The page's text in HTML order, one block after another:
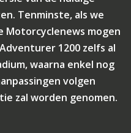
Tenminste, als we
Motorcyclenews mogen
1200 zelfs al
waarna enkel nog
volgen
zal worden genomen.